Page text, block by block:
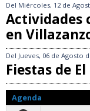
Del Miércoles, 12 de
Actividades
en
Del Jueves, 06 de Agosto
Fiestas de
Agenda